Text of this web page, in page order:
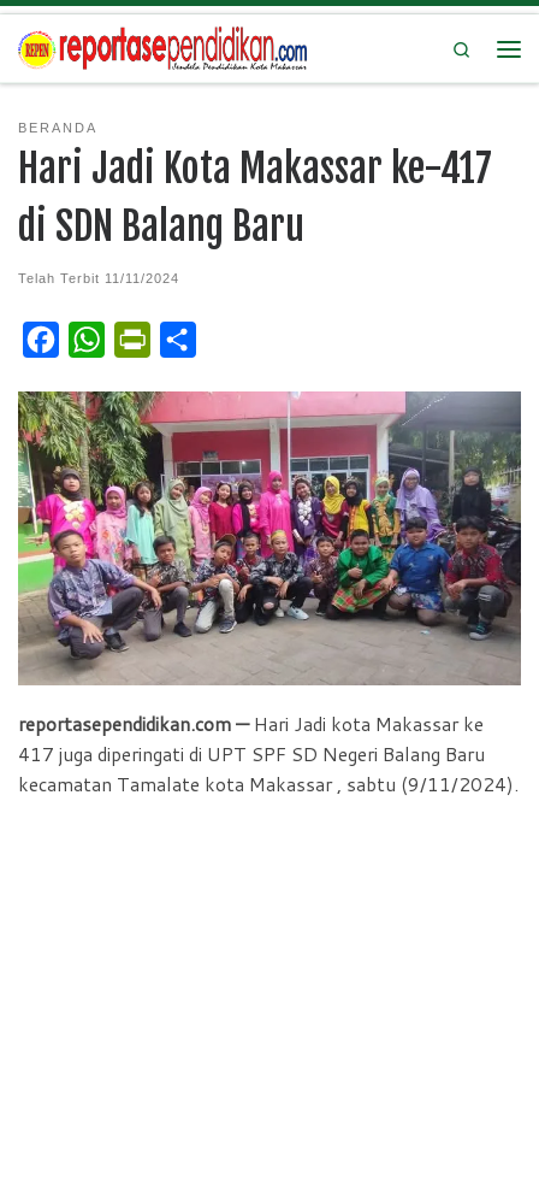
Search
BERANDA
Hari Jadi Kota Makassar ke-417
di SDN Balang Baru
Telah Terbit 11/11/2024
c
e
b
o
o
k
W
a
t
s
A
p
p
i
t
F
r
i
e
l
y
r
e
reportasependidikan.com —Hari Jadi kota Makassar ke
417 juga diperingati di UPT SPF SD Negeri Balang Baru
kecamatan Tamalate kota Makassar , sabtu (9/11/2024).